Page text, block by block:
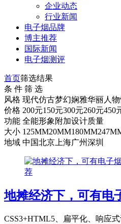
企业动态
行业新闻
电子烟品牌
博主推荐
国际新闻
电子烟测评
首页筛选结果
条 件 筛 选
风格 现代仿古梦幻娴雅华丽人物
价格 200元150元300元260元450
功能 全能形象 附加设计质量
大小 125MM20MM180MM
地域 中国北京 上海广州深圳
荐
地摊经济下，可有电
CSS3+HTML5、扁平化、响应